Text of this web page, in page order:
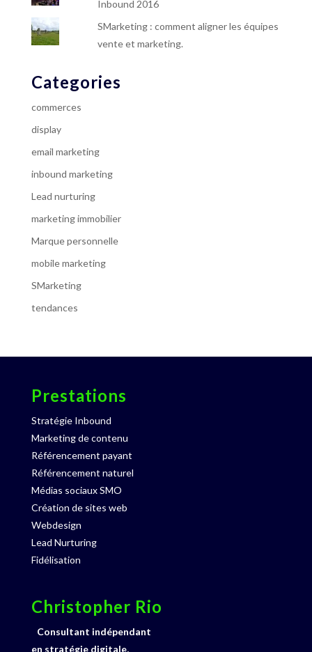
Inbound 2016
SMarketing : comment aligner les équipes
vente et marketing.
Categories
commerces
display
email marketing
inbound marketing
Lead nurturing
marketing immobilier
Marque personnelle
mobile marketing
SMarketing
tendances
Prestations
Stratégie Inbound
Marketing de contenu
Référencement payant
Référencement naturel
Médias sociaux SMO
Création de sites web
Webdesign
Lead Nurturing
Fidélisation
Christopher Rio
Consultant indépendant
en stratégie digitale,